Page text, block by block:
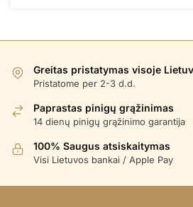
Greitas pristatymas visoje
Pristatome per 2-3 d.d.
Paprastas pinigų grąžinimas
14 dienų pinigų grąžinimo garantija
100% Saugus atsiskaitymas
Visi Lietuvos bankai / Apple Pay